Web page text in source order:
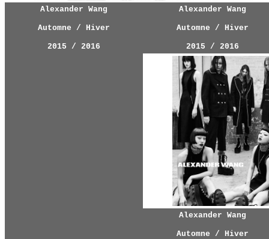
Alexander Wang
Automne / Hiver
2015 / 2016
Alexander Wang
Automne / Hiver
2015 / 2016
Alexander Wang
Automne / Hiver